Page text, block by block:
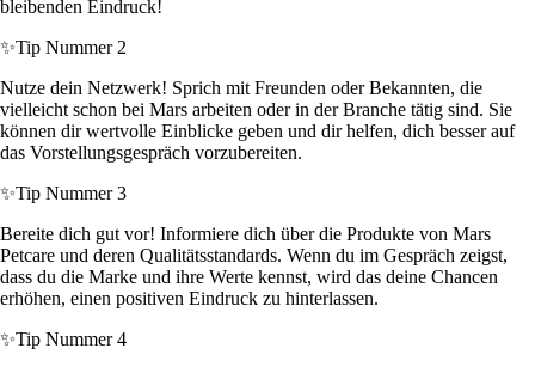
bleibenden Eindruck!
✨Tip Nummer 2
Nutze dein Netzwerk! Sprich mit Freunden oder Bekannten, die
vielleicht schon bei Mars arbeiten oder in der Branche tätig sind. Sie
können dir wertvolle Einblicke geben und dir helfen, dich besser auf
das Vorstellungsgespräch vorzubereiten.
✨Tip Nummer 3
Bereite dich gut vor! Informiere dich über die Produkte von Mars
Petcare und deren Qualitätsstandards. Wenn du im Gespräch zeigst,
dass du die Marke und ihre Werte kennst, wird das deine Chancen
erhöhen, einen positiven Eindruck zu hinterlassen.
✨Tip Nummer 4